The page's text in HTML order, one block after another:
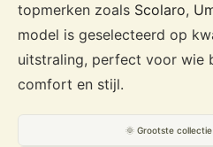
topmerken zoals Scolaro,
model is geselecteerd op
uitstraling, perfect voor wie
comfort en stijl.
🌞 Grootste